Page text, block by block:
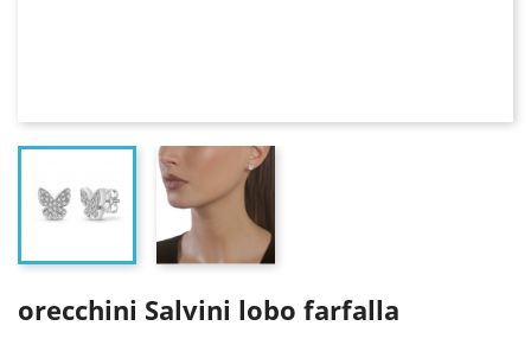
orecchini Salvini lobo farfalla